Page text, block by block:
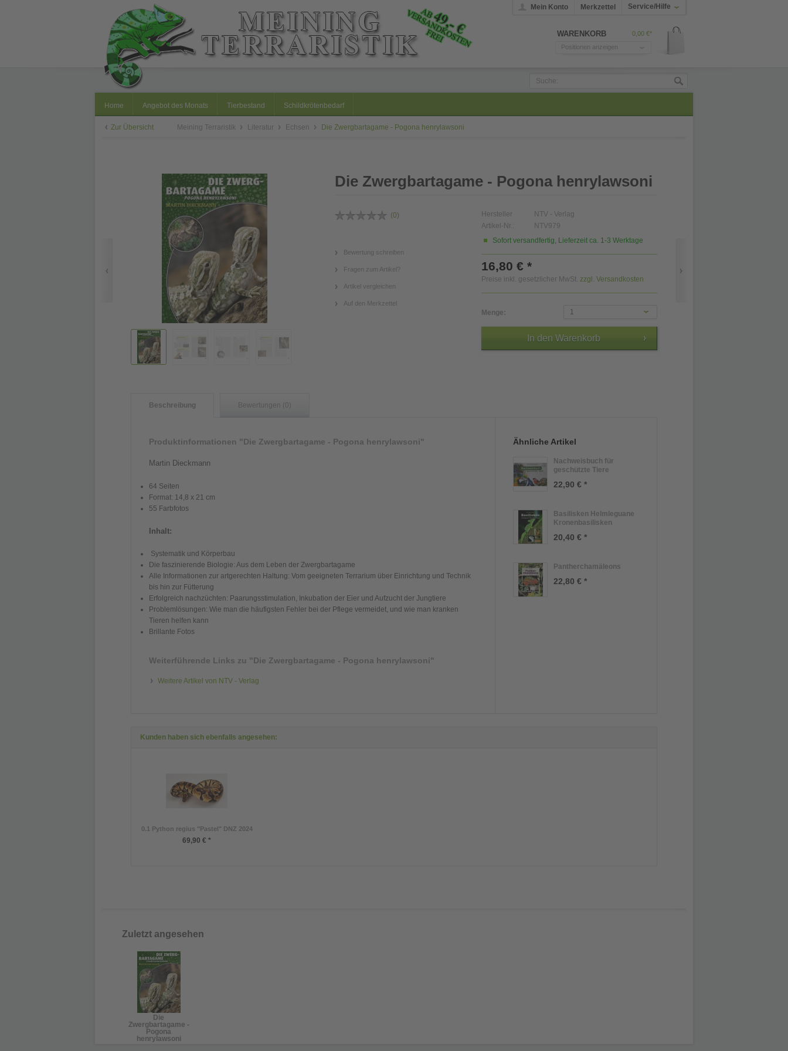
Mein Konto Merkzettel Service/Hilfe
WARENKORB
0,00 €*
Positionen anzeigen
Home Angebot des Monats Tierbestand Schildkrötenbedarf
Zur Übersicht Meining Terraristik Literatur Echsen Die Zwergbartagame - Pogona henrylawsoni
Die Zwergbartagame - Pogona henrylawsoni
(0)
Bewertung schreiben
Fragen zum Artikel?
Artikel vergleichen
Auf den Merkzettel
Hersteller
NTV - Verlag
Artikel-Nr.:
NTV979
Sofort versandfertig, Lieferzeit ca. 1-3 Werktage
16,80 € *
Preise inkl. gesetzlicher MwSt. zzgl. Versandkosten
Menge: 1
Beschreibung Bewertungen (0)
Produktinformationen "Die Zwergbartagame - Pogona henrylawsoni"
Martin Dieckmann
64 Seiten
Format: 14,8 x 21 cm
55 Farbfotos
Inhalt:
Systematik und Körperbau
Die faszinierende Biologie: Aus dem Leben der Zwergbartagame
Alle Informationen zur artgerechten Haltung: Vom geeigneten Terrarium über Einrichtung und Technik
bis hin zur Fütterung
Erfolgreich nachzüchten: Paarungsstimulation, Inkubation der Eier und Aufzucht der Jungtiere
Problemlösungen: Wie man die häufigsten Fehler bei der Pflege vermeidet, und wie man kranken
Tieren helfen kann
Brillante Fotos
Weiterführende Links zu "Die Zwergbartagame - Pogona henrylawsoni"
Weitere Artikel von NTV - Verlag
Ähnliche Artikel
Nachweisbuch für
geschützte Tiere
22,90 € *
Basilisken Helmleguane
Kronenbasilisken
20,40 € *
Pantherchamäleons
22,80 € *
Kunden haben sich ebenfalls angesehen:
0.1 Python regius "Pastel" DNZ 2024
69,90 € *
Zuletzt angesehen
Die
Zwergbartagame -
Pogona
henrylawsoni